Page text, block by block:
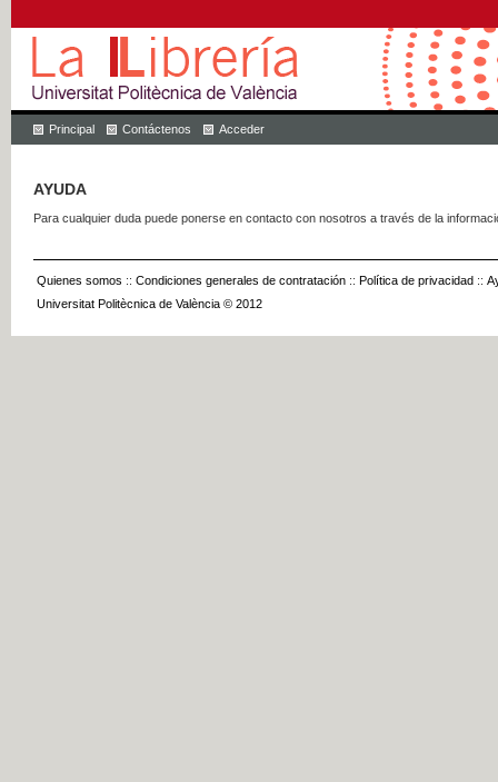
Principal Contáctenos Acceder
AYUDA
Para cualquier duda puede ponerse en contacto con nosotros a través de la
Quienes somos :: Condiciones generales de contratación :: Política de privacidad ::
Universitat Politècnica de València © 2012